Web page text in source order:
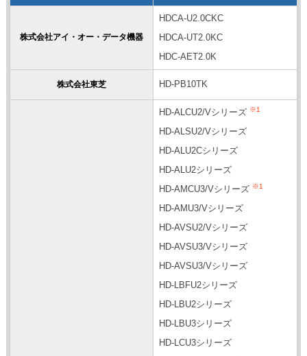
株式会社アイ・オー・データ機器
HDCA-U2.0CKC
HDCA-UT2.0KC
HDC-AET2.0K
株式会社東芝 HD-PB10TK
HD-ALCU2/Vシリーズ ※1
HD-ALSU2/Vシリーズ
HD-ALU2Cシリーズ
HD-ALU2シリーズ
HD-AMCU3/Vシリーズ ※1
HD-AMU3/Vシリーズ
HD-AVSU2/Vシリーズ
HD-AVSU3/Vシリーズ
HD-AVSU3/Vシリーズ
HD-LBFU2シリーズ
HD-LBU2シリーズ
HD-LBU3シリーズ
HD-LCU3シリーズ